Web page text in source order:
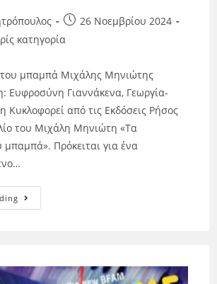
26 Νοεμβρίου 2024
κατηγορία
μπαμπά Μιχάλης Μηνιώτης
Ευφροσύνη Γιαννάκενα, Γεωργία-
από τις Εκδόσεις Ρήσος
του Μιχάλη Μηνιώτη «Τα
Πρόκειται για ένα